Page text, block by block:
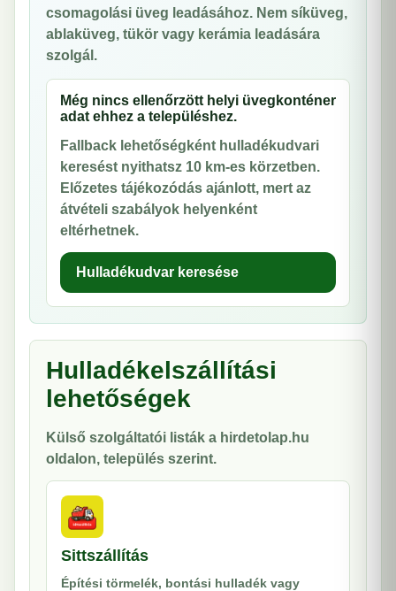
csomagolási üveg leadásához. Nem síküveg,
ablaküveg, tükör vagy kerámia leadására
szolgál.
Még nincs ellenőrzött helyi üvegkonténer
adat ehhez a településhez.
Fallback lehetőségként hulladékudvari
keresést nyithatsz 10 km-es körzetben.
Előzetes tájékozódás ajánlott, mert az
átvételi szabályok helyenként
eltérhetnek.
Hulladékudvar keresése
Hulladékelszállítási
lehetőségek
Külső szolgáltatói listák a hirdetolap.hu
oldalon, település szerint.
Sittszállítás
Építési törmelék, bontási hulladék vagy